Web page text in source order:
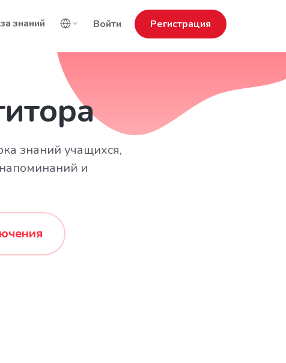
Войти Регистрация
знаний
знаний учащихся,
и